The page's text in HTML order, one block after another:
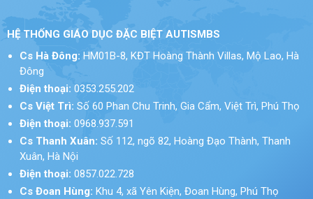
HỆ THỐNG GIÁO DỤC ĐẶC BIỆT AUTISMBS
Cs Hà Đông: HM01B-8, KĐT Hoàng Thành Villas, Mộ Lao, Hà
Đông
Điện thoại: 0353.255.202
Cs Việt Trì: Số 60 Phan Chu Trinh, Gia Cẩm, Việt Trì, Phú Thọ
Điện thoại: 0968.937.591
Cs Thanh Xuân: Số 112, ngõ 82, Hoàng Đạo Thành, Thanh
Xuân, Hà Nội
Điện thoại: 0857.022.728
Cs Đoan Hùng: Khu 4, xã Yên Kiện, Đoan Hùng, Phú Thọ